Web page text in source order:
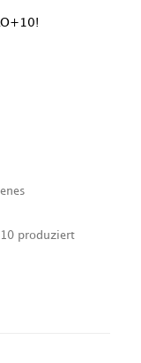
produziert